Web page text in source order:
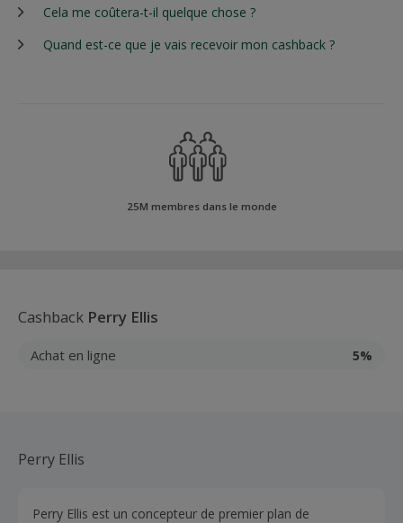
Cela me coûtera-t-il quelque chose ?
Quand est-ce que je vais recevoir mon cashback ?
25M membres dans le monde
Cashback Perry Ellis
Achat en ligne 5%
Perry Ellis
Perry Ellis est un concepteur de premier plan de